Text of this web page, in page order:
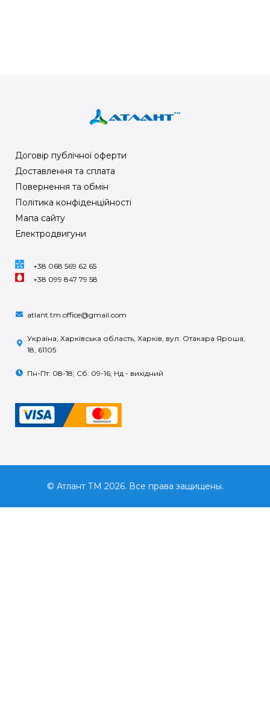
Договір публічної оферти
Доставлення та сплата
Повернення та обмін
Політика конфіденційності
Мапа сайту
Електродвигуни
+38 068 569 62 65
+38 099 847 79 58
atlant.tm.office@gmail.com
Україна, Харківська область, Харків, вул. Отакара Яроша,
18, 61105
Пн-Пт: 08-18; Сб: 09-16; Нд - вихідний
© Атлант ТМ 2026. Все права защищены.